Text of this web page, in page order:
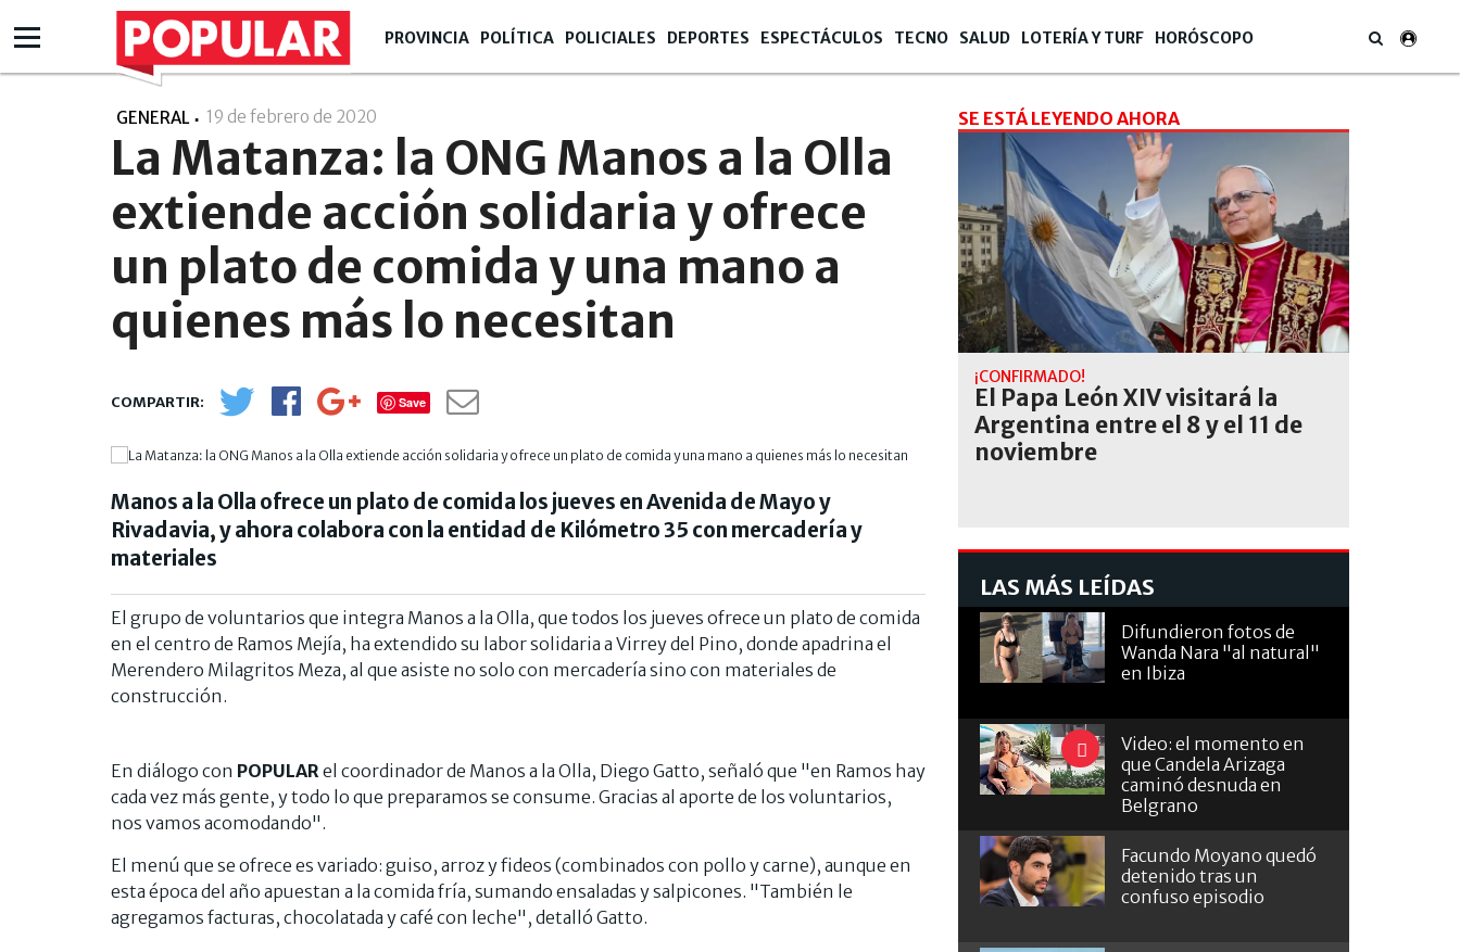
PROVINCIA POLÍTICA POLICIALES DEPORTES ESPECTÁCULOS TECNO SALUD LOTERÍA Y TURF HORÓSCOPO
GENERAL 19 de febrero de 2020
La Matanza: la ONG Manos a la Olla
extiende acción solidaria y ofrece
un plato de comida y una mano a
quienes más lo necesitan
Save
Manos a la Olla ofrece un plato de comida los jueves en Avenida de Mayo y
Rivadavia, y ahora colabora con la entidad de Kilómetro 35 con mercadería y
materiales
El grupo de voluntarios que integra Manos a la Olla, que todos los jueves ofrece un plato de comida
en el centro de Ramos Mejía, ha extendido su labor solidaria a Virrey del Pino, donde apadrina el
Merendero Milagritos Meza, al que asiste no solo con mercadería sino con materiales de
construcción.
En diálogo con POPULAR el coordinador de Manos a la Olla, Diego Gatto, señaló que "en Ramos hay
cada vez más gente, y todo lo que preparamos se consume. Gracias al aporte de los voluntarios,
nos vamos acomodando".
El menú que se ofrece es variado: guiso, arroz y fideos (combinados con pollo y carne), aunque en
esta época del año apuestan a la comida fría, sumando ensaladas y salpicones. "También le
agregamos facturas, chocolatada y café con leche", detalló Gatto.
SE ESTÁ LEYENDO AHORA
¡CONFIRMADO!
El Papa León XIV visitará la
Argentina entre el 8 y el 11 de
noviembre
LAS MÁS LEÍDAS
Difundieron fotos de
Wanda Nara "al natural"
en Ibiza
Video: el momento en
que Candela Arizaga
caminó desnuda en
Belgrano
Facundo Moyano quedó
detenido tras un
confuso episodio